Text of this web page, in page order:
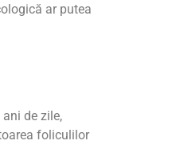
ar putea
de zile,
foliculilor